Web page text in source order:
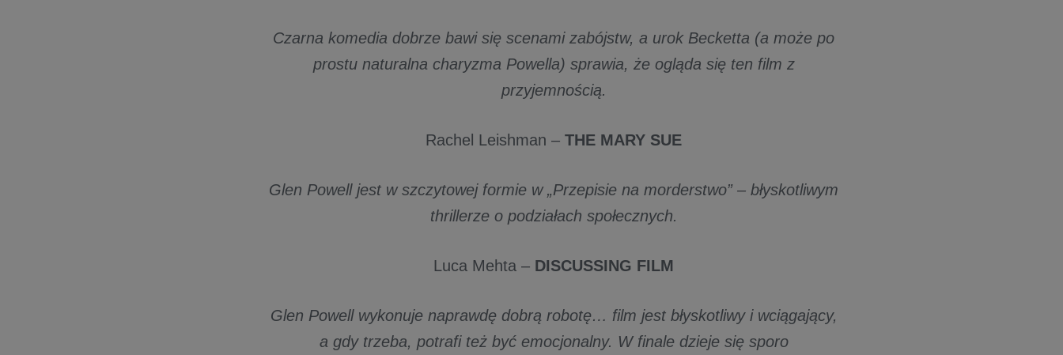
Czarna komedia dobrze bawi się scenami zabójstw, a urok Becketta (a może po
prostu naturalna charyzma Powella) sprawia, że ogląda się ten film z
przyjemnością.
Rachel Leishman – THE MARY SUE
Glen Powell jest w szczytowej formie w „Przepisie na morderstwo” – błyskotliwym
thrillerze o podziałach społecznych.
Luca Mehta – DISCUSSING FILM
Glen Powell wykonuje naprawdę dobrą robotę… film jest błyskotliwy i wciągający,
a gdy trzeba, potrafi też być emocjonalny. W finale dzieje się sporo